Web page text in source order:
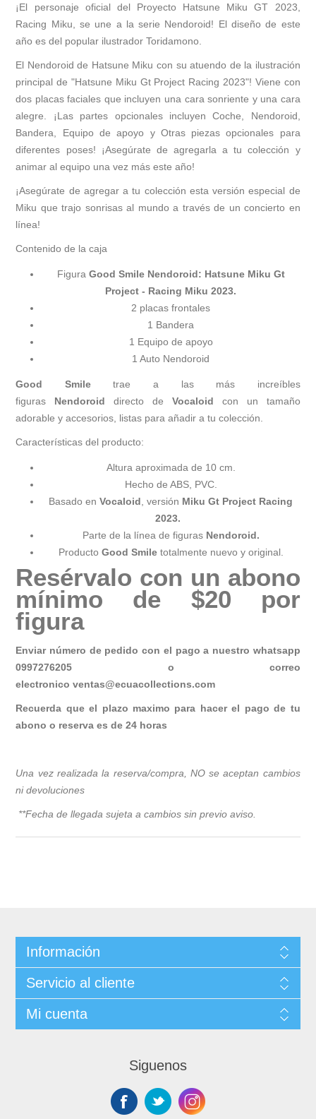
¡El personaje oficial del Proyecto Hatsune Miku GT 2023,
Racing Miku, se une a la serie Nendoroid! El diseño de este
año es del popular ilustrador Toridamono.
El Nendoroid de Hatsune Miku con su atuendo de la ilustración
principal de "Hatsune Miku Gt Project Racing 2023"! Viene con
dos placas faciales que incluyen una cara sonriente y una cara
alegre. ¡Las partes opcionales incluyen Coche, Nendoroid,
Bandera, Equipo de apoyo y Otras piezas opcionales para
diferentes poses! ¡Asegúrate de agregarla a tu colección y
animar al equipo una vez más este año!
¡Asegúrate de agregar a tu colección esta versión especial de
Miku que trajo sonrisas al mundo a través de un concierto en
línea!
Contenido de la caja
Figura Good Smile Nendoroid: Hatsune Miku Gt
Project - Racing Miku 2023.
2 placas frontales
1 Bandera
1 Equipo de apoyo
1 Auto Nendoroid
Good Smiletrae a las más increíbles
figuras Nendoroid directo de Vocaloid con un tamaño
adorable y accesorios, listas para añadir a tu colección.
Características del producto:
Altura aproximada de 10 cm.
Hecho de ABS, PVC.
Basado en Vocaloid , versión Miku Gt Project Racing
2023.
Parte de la línea de figuras Nendoroid.
Producto Good Smiletotalmente nuevo y original.
Resérvalo con un abono
mínimo de $20 por
figura
Enviar número de pedido con el pago a nuestro whatsapp
0997276205 o correo
electronicoventas@ecuacollections.com
Recuerda que el plazo maximo para hacer el pago de tu
abono o reserva es de 24 horas
Una vez realizada la reserva/compra, NO se aceptan cambios
ni devoluciones
**Fecha de llegada sujeta a cambios sin previo aviso.
Información
Servicio al cliente
Mi cuenta
Siguenos